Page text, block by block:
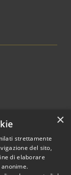
2026 • Comune di
×
strettamente
del sito,
di elaborare